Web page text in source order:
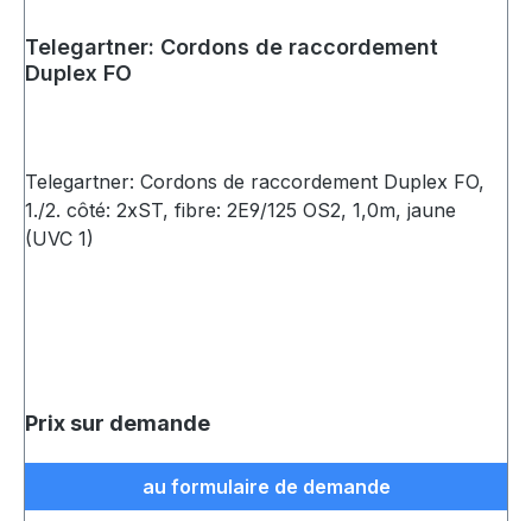
Telegartner: Cordons de raccordement
Duplex FO
Telegartner: Cordons de raccordement Duplex FO,
1./2. côté: 2xST, fibre: 2E9/125 OS2, 1,0m, jaune
(UVC 1)
Prix sur demande
au formulaire de demande